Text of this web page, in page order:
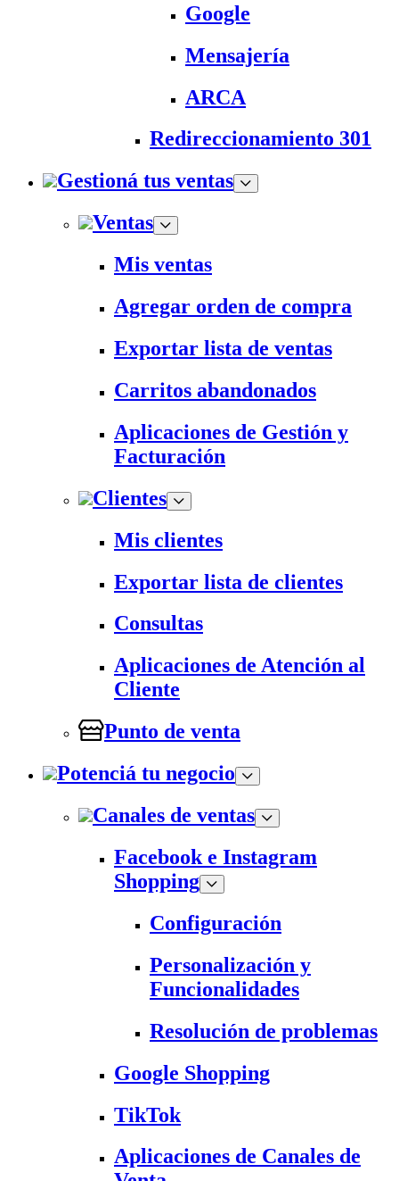
Google
Mensajería
ARCA
Redireccionamiento 301
Gestioná tus ventas
Ventas
Mis ventas
Agregar orden de compra
Exportar lista de ventas
Carritos abandonados
Aplicaciones de Gestión y
Facturación
Clientes
Mis clientes
Exportar lista de clientes
Consultas
Aplicaciones de Atención al
Cliente
Punto de venta
Potenciá tu negocio
Canales de ventas
Facebook e Instagram
Shopping
Configuración
Personalización y
Funcionalidades
Resolución de problemas
Google Shopping
TikTok
Aplicaciones de Canales de